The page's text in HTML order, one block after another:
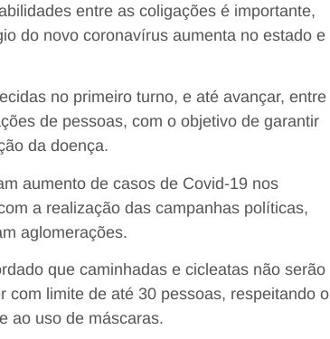
entre as coligações é importante,
do novo coronavírus aumenta no estado e
no primeiro turno, e até avançar, entre
de pessoas, com o objetivo de garantir
da doença.
aumento de casos de Covid-19 nos
a realização das campanhas políticas,
aglomerações.
que caminhadas e cicleatas não serão
com limite de até 30 pessoas, respeitando o
ao uso de máscaras.